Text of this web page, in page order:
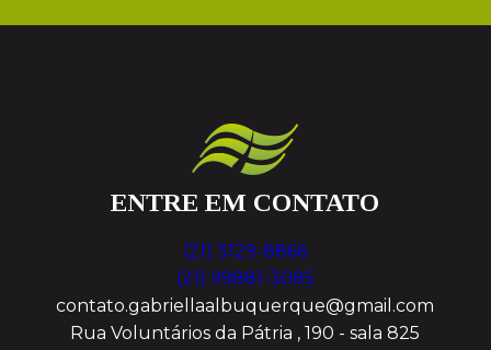
ENTRE EM CONTATO
(21) 3129-8866
(21) 99881-3085
contato.gabriellaalbuquerque@gmail.com
Rua Voluntários da Pátria , 190 - sala 825